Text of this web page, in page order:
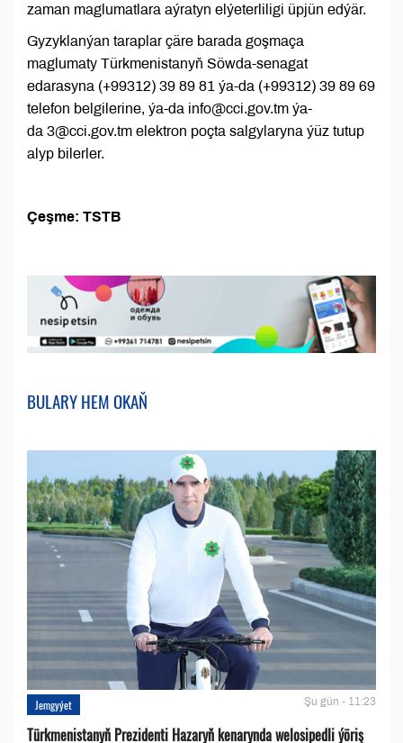
zaman maglumatlara aýratyn elýeterliligi üpjün edýär.
Gyzyklanýan taraplar çäre barada goşmaça
maglumaty Türkmenistanyň Söwda-senagat
edarasyna (+99312) 39 89 81 ýa-da (+99312) 39 89 69
telefon belgilerine, ýa-da info@cci.gov.tm ýa-
da 3@cci.gov.tm elektron poçta salgylaryna ýüz tutup
alyp bilerler.
Çeşme: TSTB
BULARY HEM OKAŇ
Jemgyýet Şu gün - 11:23
Türkmenistanyň Prezidenti Hazaryň kenarynda welosipedli ýöriş